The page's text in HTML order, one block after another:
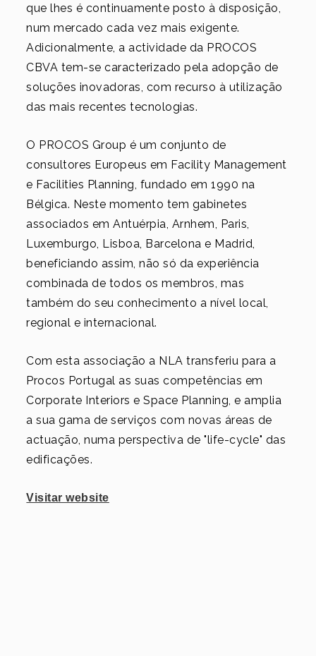
que lhes é continuamente posto à disposição,
num mercado cada vez mais exigente.
Adicionalmente, a actividade da PROCOS
CBVA tem-se caracterizado pela adopção de
soluções inovadoras, com recurso à utilização
das mais recentes tecnologias.
O PROCOS Group é um conjunto de
consultores Europeus em Facility Management
e Facilities Planning, fundado em 1990 na
Bélgica. Neste momento tem gabinetes
associados em Antuérpia, Arnhem, Paris,
Luxemburgo, Lisboa, Barcelona e Madrid,
beneficiando assim, não só da experiência
combinada de todos os membros, mas
também do seu conhecimento a nível local,
regional e internacional.
Com esta associação a NLA transferiu para a
Procos Portugal as suas competências em
Corporate Interiors e Space Planning, e amplia
a sua gama de serviços com novas áreas de
actuação, numa perspectiva de "life-cycle" das
edificações.
Visitar website